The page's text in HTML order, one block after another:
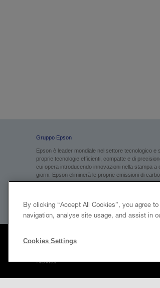
Gruppo Epson
Epson è leader mondiale nel settore tecnologico
proprie tecnologie efficienti, compatte e di
cui opera introducendo innovazioni nella stampa
giorni. Epson eliminerà le proprie emissioni di
Con capogruppo Seiko Epson Corporation,
Per saperne di più, visitaglobal.epson.com
Novità
Case history
By clicking “Accept All Cookies”, you agree
navigation, analyse site usage, and assist in
Cookies Settings